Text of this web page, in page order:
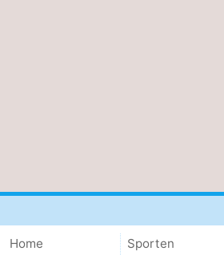
Holland
-
Home
Sporten